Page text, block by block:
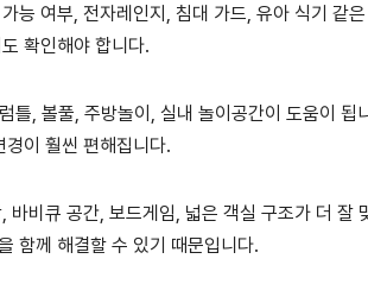
능 여부, 전자레인지, 침대 가드, 유아 식기 같
확인해야 합니다.
틀, 볼풀, 주방놀이, 실내 놀이공간이 도움이 됩
이 훨씬 편해집니다.
바비큐 공간, 보드게임, 넓은 객실 구조가 더 잘
함께 해결할 수 있기 때문입니다.